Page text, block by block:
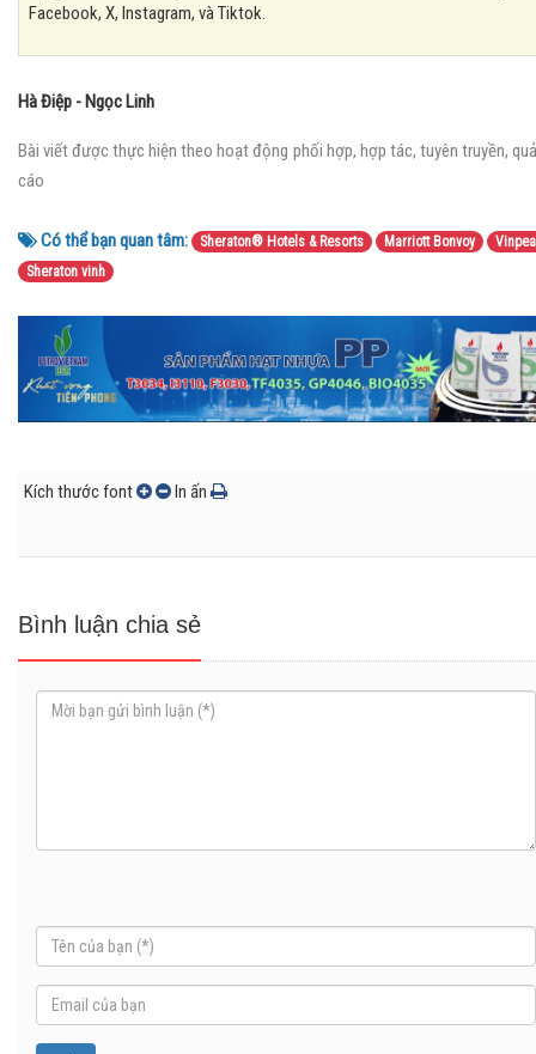
Facebook, X, Instagram, và Tiktok.
Hà Điệp - Ngọc Linh
Bài viết được thực hiện theo hoạt động phối hợp, hợp tác, tuyên truyền,
cáo
Có thể bạn quan tâm: Sheraton® Hotels & Resorts Marriott Bonvoy
Sheraton vinh
Kích thước font In ấn
Bình luận chia sẻ